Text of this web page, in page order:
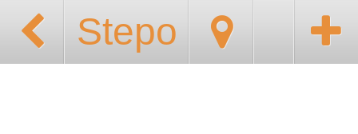
Stepo